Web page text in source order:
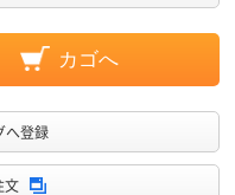
カゴへ
へ登録
文